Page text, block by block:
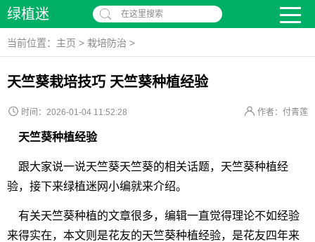
绿植迷 在这里搜索
当前位置： 主页 > 栽培防治 >
天竺葵栽培技巧 天竺葵种植经验
时间：2026-01-04 11:52:28 作者：付青莲
天竺葵种植经验
跟大家说一说天竺葵天竺葵的相关话题，天竺葵种植经
验，接下来绿植迷网小编就来介绍。
有关天竺葵种植的文章很多，编辑一直觉得理论不如经验
来得实在，本文则是花友的天竺葵种植经验，是花友四年来